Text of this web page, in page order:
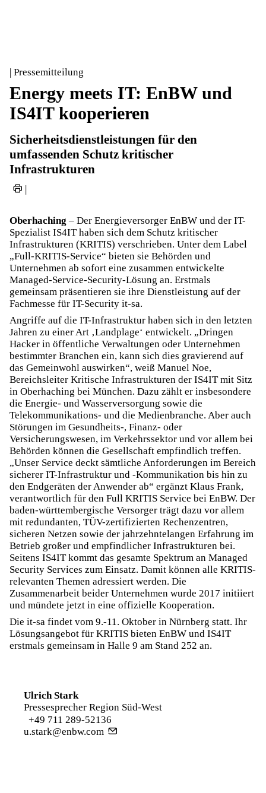
| Pressemitteilung
Energy meets IT: EnBW und
IS4IT kooperieren
Sicherheitsdienstleistungen für den
umfassenden Schutz kritischer
Infrastrukturen
|
Oberhaching – Der Energieversorger EnBW und der IT-
Spezialist IS4IT haben sich dem Schutz kritischer
Infrastrukturen (KRITIS) verschrieben. Unter dem Label
„Full-KRITIS-Service“ bieten sie Behörden und
Unternehmen ab sofort eine zusammen entwickelte
Managed-Service-Security-Lösung an. Erstmals
gemeinsam präsentieren sie ihre Dienstleistung auf der
Fachmesse für IT-Security it-sa.
Angriffe auf die IT-Infrastruktur haben sich in den letzten
Jahren zu einer Art ‚Landplage‘ entwickelt. „Dringen
Hacker in öffentliche Verwaltungen oder Unternehmen
bestimmter Branchen ein, kann sich dies gravierend auf
das Gemeinwohl auswirken“, weiß Manuel Noe,
Bereichsleiter Kritische Infrastrukturen der IS4IT mit Sitz
in Oberhaching bei München. Dazu zählt er insbesondere
die Energie- und Wasserversorgung sowie die
Telekommunikations- und die Medienbranche. Aber auch
Störungen im Gesundheits-, Finanz- oder
Versicherungswesen, im Verkehrssektor und vor allem bei
Behörden können die Gesellschaft empfindlich treffen.
„Unser Service deckt sämtliche Anforderungen im Bereich
sicherer IT-Infrastruktur und -Kommunikation bis hin zu
den Endgeräten der Anwender ab“ ergänzt Klaus Frank,
verantwortlich für den Full KRITIS Service bei EnBW. Der
baden-württembergische Versorger trägt dazu vor allem
mit redundanten, TÜV-zertifizierten Rechenzentren,
sicheren Netzen sowie der jahrzehntelangen Erfahrung im
Betrieb großer und empfindlicher Infrastrukturen bei.
Seitens IS4IT kommt das gesamte Spektrum an Managed
Security Services zum Einsatz. Damit können alle KRITIS-
relevanten Themen adressiert werden. Die
Zusammenarbeit beider Unternehmen wurde 2017 initiiert
und mündete jetzt in eine offizielle Kooperation.
Die it-sa findet vom 9.-11. Oktober in Nürnberg statt. Ihr
Lösungsangebot für KRITIS bieten EnBW und IS4IT
erstmals gemeinsam in Halle 9 am Stand 252 an.
Ulrich Stark
Pressesprecher Region Süd-West
+49 711 289-52136
u.stark@enbw.com